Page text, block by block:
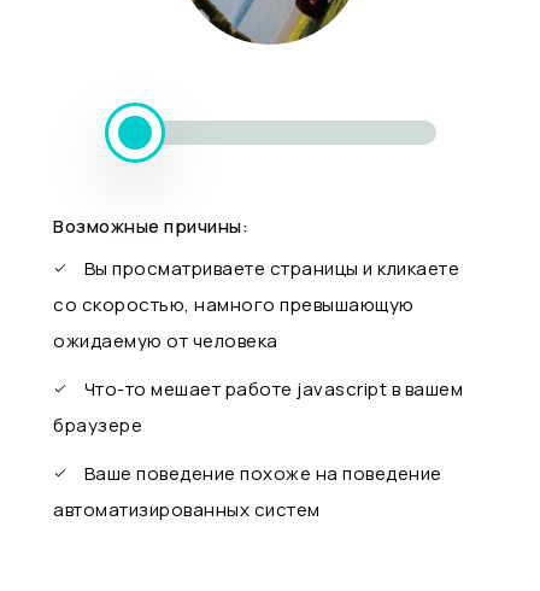
Возможные причины:
Вы просматриваете страницы и кликаете
со скоростью, намного превышающую
ожидаемую от человека
Что-то мешает работе javascript в вашем
браузере
Ваше поведение похоже на поведение
автоматизированных систем